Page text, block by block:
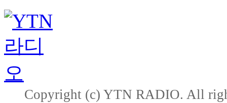
Copyright (c) YTN RADIO. All